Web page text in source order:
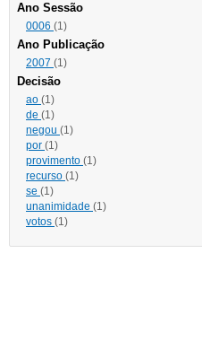
Ano Sessão
0006 (1)
Ano Publicação
2007 (1)
Decisão
ao (1)
de (1)
negou (1)
por (1)
provimento (1)
recurso (1)
se (1)
unanimidade (1)
votos (1)